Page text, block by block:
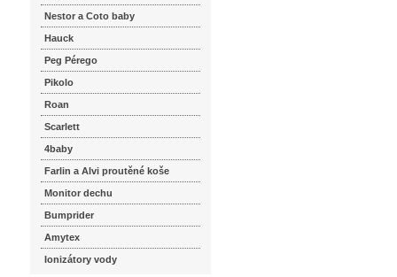
Nestor a Coto baby
Hauck
Peg Pérego
Pikolo
Roan
Scarlett
4baby
Farlin a Alvi proutěné koše
Monitor dechu
Bumprider
Amytex
Ionizátory vody